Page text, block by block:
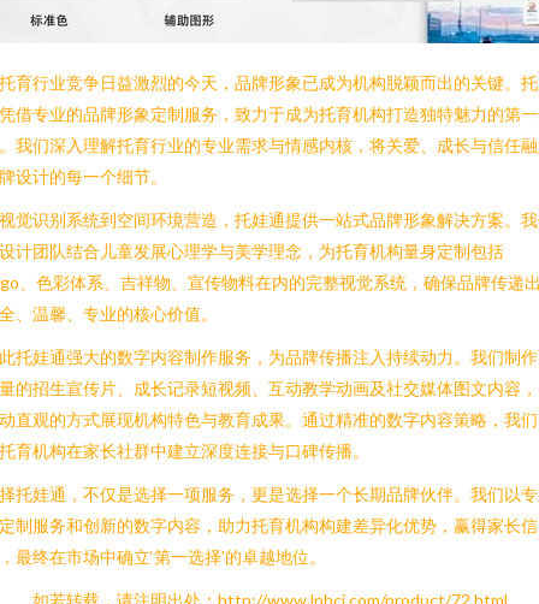
育行业竞争日益激烈的今天，品牌形象已成为机构脱颖而出的关键。
借专业的品牌形象定制服务，致力于成为托育机构打造独特魅力的第
我们深入理解托育行业的专业需求与情感内核，将关爱、成长与信任
设计的每一个细节。
觉识别系统到空间环境营造，托娃通提供一站式品牌形象解决方案。
计团队结合儿童发展心理学与美学理念，为托育机构量身定制包括
、色彩体系、吉祥物、宣传物料在内的完整视觉系统，确保品牌传递
、温馨、专业的核心价值。
托娃通强大的数字内容制作服务，为品牌传播注入持续动力。我们制
的招生宣传片、成长记录短视频、互动教学动画及社交媒体图文内容
直观的方式展现机构特色与教育成果。通过精准的数字内容策略，我
育机构在家长社群中建立深度连接与口碑传播。
托娃通，不仅是选择一项服务，更是选择一个长期品牌伙伴。我们以
制服务和创新的数字内容，助力托育机构构建差异化优势，赢得家长信
最终在市场中确立‘第一选择’的卓越地位。
如若转载，请注明出处：http://www.lnhcj.com/product/72.html